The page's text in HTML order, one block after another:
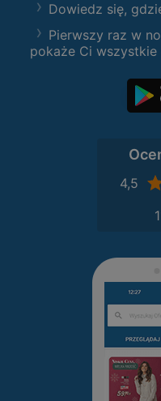
Dowiedz się,
Pierwszy raz w
pokaże Ci
4,5